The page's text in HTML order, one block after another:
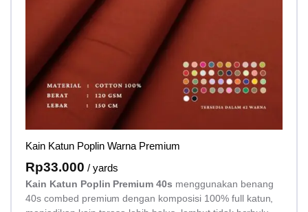
Kain Katun Poplin Warna Premium
Rp33.000 / yards
Kain Katun Poplin Premium 40s menggunakan benang
40s combed premium dengan komposisi 100% full katun,